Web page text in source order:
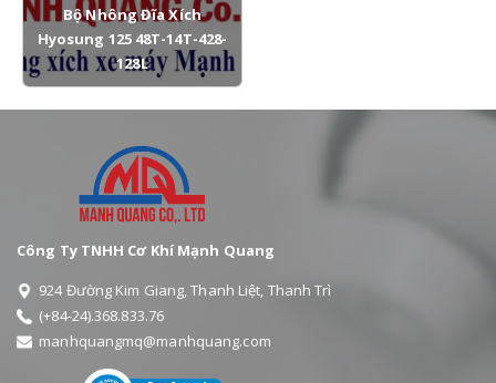
Bộ Nhông Đĩa Xích
Hyosung 125 48T-14T-428-
128L
Công Ty TNHH Cơ Khí Mạnh Quang
924 Đường Kim Giang, Thanh Liệt, Thanh Trì
(+84-24).368.833.76
manhquangmq@manhquang.com